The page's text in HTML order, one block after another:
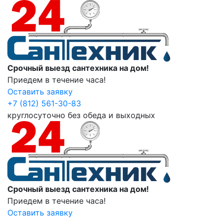
Срочный выезд сантехника на дом!
Приедем в течение часа!
Оставить заявку
+7 (812) 561-30-83
круглосуточно без обеда и выходных
Срочный выезд сантехника на дом!
Приедем в течение часа!
Оставить заявку